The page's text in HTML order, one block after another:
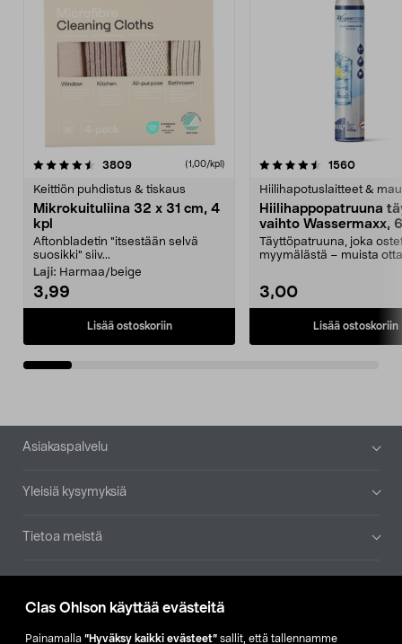
Clas Ohlson käyttää evästeitä
Painamalla ”Hyväksy kaikki evästeet” sallit, että tallennamme
3809arvostelut (1,00/kpl)
Keittiön puhdistus & tiskaus
Mikrokuituliina 32 x 31 cm, 4
kpl
Aftonbladetin "itsestään selvä
suosikki" siiv...
Laji: Harmaa/beige
3,99
Lisää ostoskoriin
4.5viidestä
1560
Hiilihapotuslaitteet &
Hiilihappopatruuna
vaihto Wassermaxx,
Täyttöpatruuna, joka
myymälästä – muista
3,00
Lisää ostoskoriin
4.5viidestä
Alatunniste
Asiakaspalvelu
Yleisiä kysymyksiä
Tietoa meistä